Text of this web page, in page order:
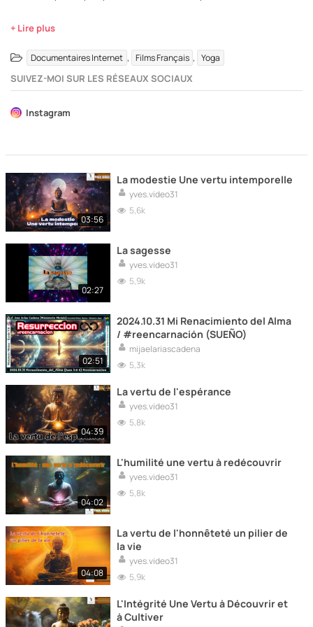
+ Lire plus
Documentaires Internet , Films Français , Yoga
SUIVEZ-MOI SUR LES RÉSEAUX SOCIAUX
Instagram
03:56
La modestie Une vertu intemporelle
yves.video31
5,6k
02:27
La sagesse
yves.video31
5,9k
02:51
2024.10.31 Mi Renacimiento del Alma
/ #reencarnación (SUEÑO)
mijaelariascadena
5,3k
04:39
La vertu de l'espérance
yves.video31
5,8k
04:02
L'humilité une vertu à redécouvrir
yves.video31
5,8k
04:08
La vertu de l'honnêteté un pilier de
la vie
yves.video31
5,9k
L'Intégrité Une Vertu à Découvrir et
à Cultiver